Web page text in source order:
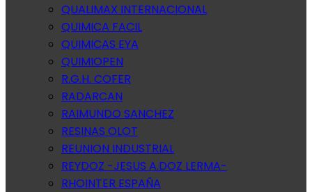
QUALIMAX INTERNACIONAL
QUIMICA FACIL
QUIMICAS EYA
QUIMIOPEN
R.G.H. COFER
RADARCAN
RAIMUNDO SANCHEZ
RESINAS OLOT
REUNION INDUSTRIAL
REYDOZ -JESUS A.DOZ LERMA-
RHOINTER ESPAÑA